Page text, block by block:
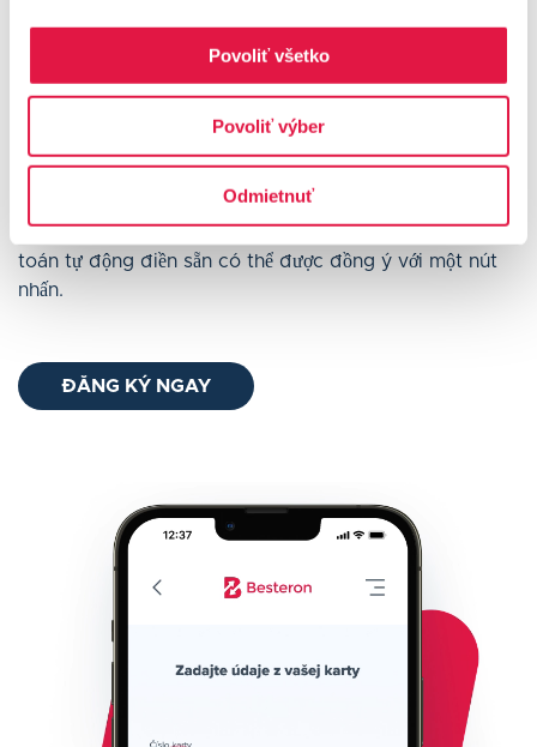
Povoliť všetko
Povoliť výber
Odmietnuť
bán hàng và loại bỏ các giao dịch mua đang chờ xử lý.
Pay và Google Pay yêu thích của họ.
Chuyển khoản ngân hàng
Phương thức thanh toán lý tưởng cho những khách
hàng thích môi trường ngân hàng của họ. Chi tiết thanh
toán tự động điền sẵn có thể được đồng ý với một nút
nhấn.
ĐĂNG KÝ NGAY